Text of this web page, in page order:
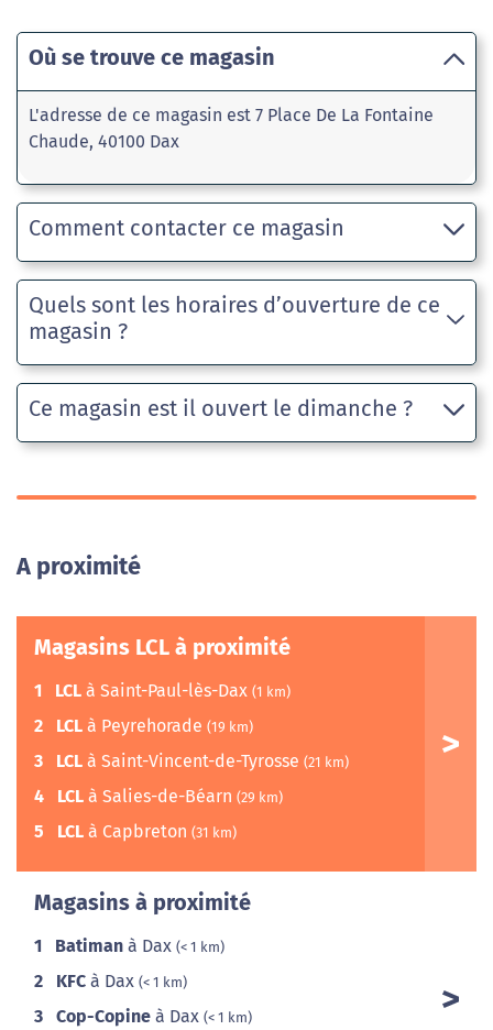
Où se trouve ce magasin
L'adresse de ce magasin est 7 Place De La Fontaine
Chaude, 40100 Dax
Comment contacter ce magasin
Quels sont les horaires d’ouverture de ce
magasin ?
Ce magasin est il ouvert le dimanche ?
A proximité
Magasins LCL à proximité
1 LCL à Saint-Paul-lès-Dax (1 km)
2 LCL à Peyrehorade (19 km)
3 LCL à Saint-Vincent-de-Tyrosse (21 km)
4 LCL à Salies-de-Béarn (29 km)
5 LCL à Capbreton (31 km)
Magasins à proximité
1 Batiman à Dax (< 1 km)
2 KFC à Dax (< 1 km)
3 Cop-Copine à Dax (< 1 km)